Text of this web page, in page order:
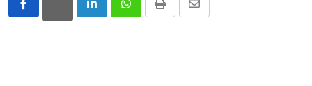
LinkedInWhatsappPrint
Share